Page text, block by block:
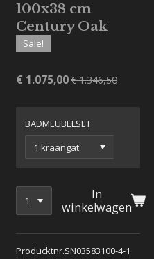
100x38 cm
Century Oak
Sale!
€ 1.075,00€ 1.346,50
BADMEUBELSET
In
winkelwagen
Producktnr.SN03583100-4-1